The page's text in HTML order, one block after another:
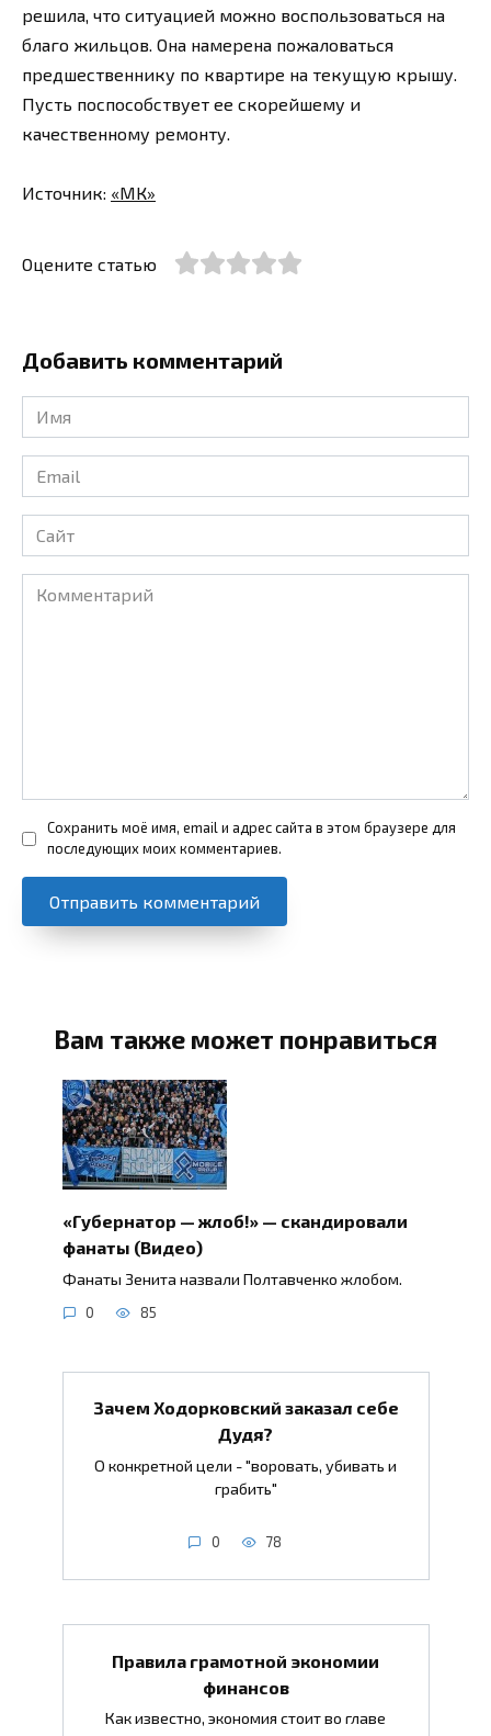
решила, что ситуацией можно воспользоваться на
благо жильцов. Она намерена пожаловаться
предшественнику по квартире на текущую крышу.
Пусть поспособствует ее скорейшему и
качественному ремонту.
Источник: «МК»
Оцените статью
Добавить комментарий
Имя
*
Email
*
Сайт
Комментарий
Сохранить моё имя, email и адрес сайта в этом браузере для
последующих моих комментариев.
Вам также может понравиться
«Губернатор — жлоб!» — скандировали
фанаты (Видео)
Фанаты Зенита назвали Полтавченко жлобом.
0 85
Зачем Ходорковский заказал себе
Дудя?
О конкретной цели - "воровать, убивать и
грабить"
0 78
Правила грамотной экономии
финансов
Как известно, экономия стоит во главе